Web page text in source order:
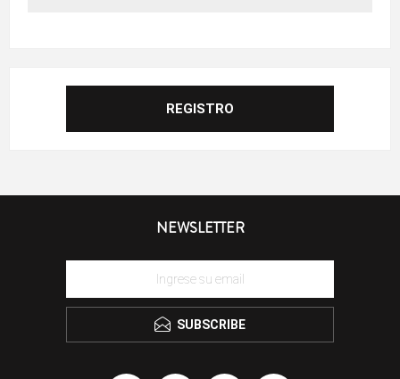
NEWSLETTER
SUBSCRIBE